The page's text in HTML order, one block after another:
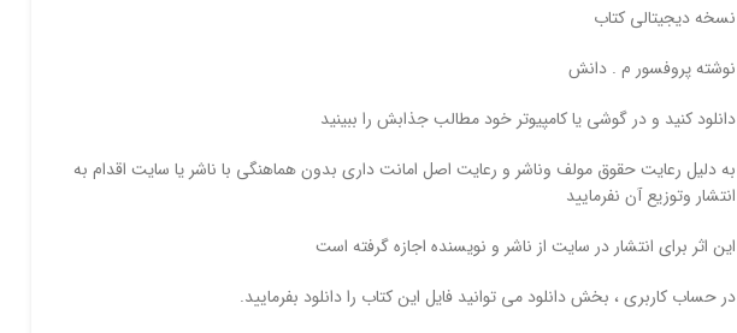
نسخه دیجیتالی کتاب
نوشته پروفسور م . دانش
دانلود کنید و در گوشی یا کامپیوتر خود مطالب جذابش را ببینید
به دلیل رعایت حقوق مولف وناشر و رعایت اصل امانت داری بدون هماهنگی با ناشر یا سایت اقدام به
انتشار وتوزیع آن نفرمایید
این اثر برای انتشار در سایت از ناشر و نویسنده اجازه گرفته است
در حساب کاربری ، بخش دانلود می توانید فایل این کتاب را دانلود بفرمایید.